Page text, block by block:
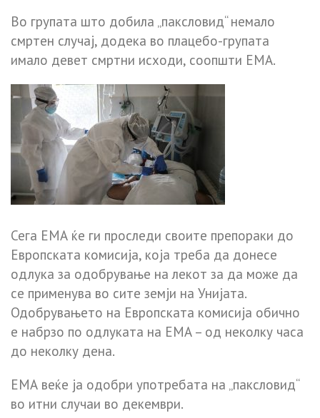
Во групата што добила „паксловид“ немало
смртен случај, додека во плацебо-групата
имало девет смртни исходи, соопшти ЕМА.
Сега ЕМА ќе ги проследи своите препораки до
Европската комисија, која треба да донесе
одлука за одобрување на лекот за да може да
се применува во сите земји на Унијата.
Одобрувањето на Европската комисија обично
е набрзо по одлуката на ЕМА – од неколку часа
до неколку дена.
ЕМА веќе ја одобри употребата на „паксловид“
во итни случаи во декември.